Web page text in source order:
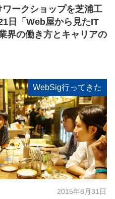
ークショップを芝浦工
日「Web屋から見たIT
界の働き方とキャリアの
WebSig行ってきた
2015年8月31日